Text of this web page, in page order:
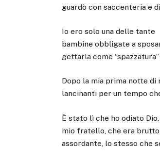
guardò con saccenteria e
Io ero solo una delle tante
bambine obbligate a
gettarla come
Dopo la mia prima notte di
lancinanti per un tempo
È stato lì che ho odiato
mio fratello, che era
assordante, lo stesso che